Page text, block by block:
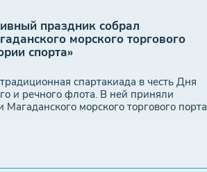
праздник собрал
морского торгового
спорта»
спартакиада в честь Дня
и речного флота. В ней приняли
Магаданского морского торгового порта